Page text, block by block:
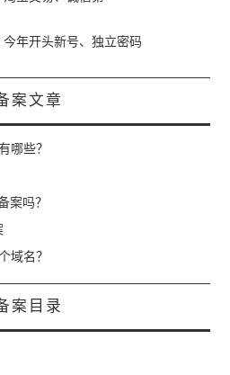
年开头新号、独立密码
案文章
哪些？
案吗？
域名？
案目录